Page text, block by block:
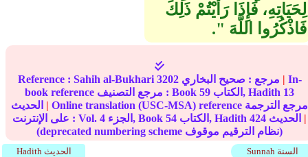
لِحَيَاتِهِ، فَإِذَا رَأَيْتُمْ ذَلِكَ
فَاذْكُرُوا اللَّهَ ‏"‏‏.‏
Reference : Sahih al-Bukhari 3202 مرجع : صحيح البخاري | In-
book reference مرجع التصنيف : Book 59 الكتاب, Hadith 13
| Online translation (USC-MSA) reference مرجع الترجمة
على الإنترنت : Vol. 4 الجزء, Book 54 الكتاب, Hadith 424
|
(deprecated numbering scheme نظام الترقيم موقوف)
Sunnah السنة Hadith الحديث